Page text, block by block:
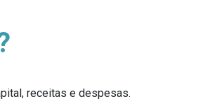
receitas e despesas.